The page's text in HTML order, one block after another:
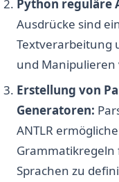
Python reguläre
Ausdrücke sind
Textverarbeitung
und
Erstellung von
Generatoren:
ANTLR
Sprachen zu